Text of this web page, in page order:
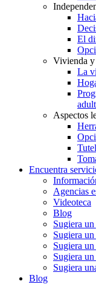
El
Vivienda y
La
Aspectos
Encuentra
Agencias
Videoteca
Blog
Sugiera
Sugiera
Sugiera
Sugiera
Sugiera
Blog